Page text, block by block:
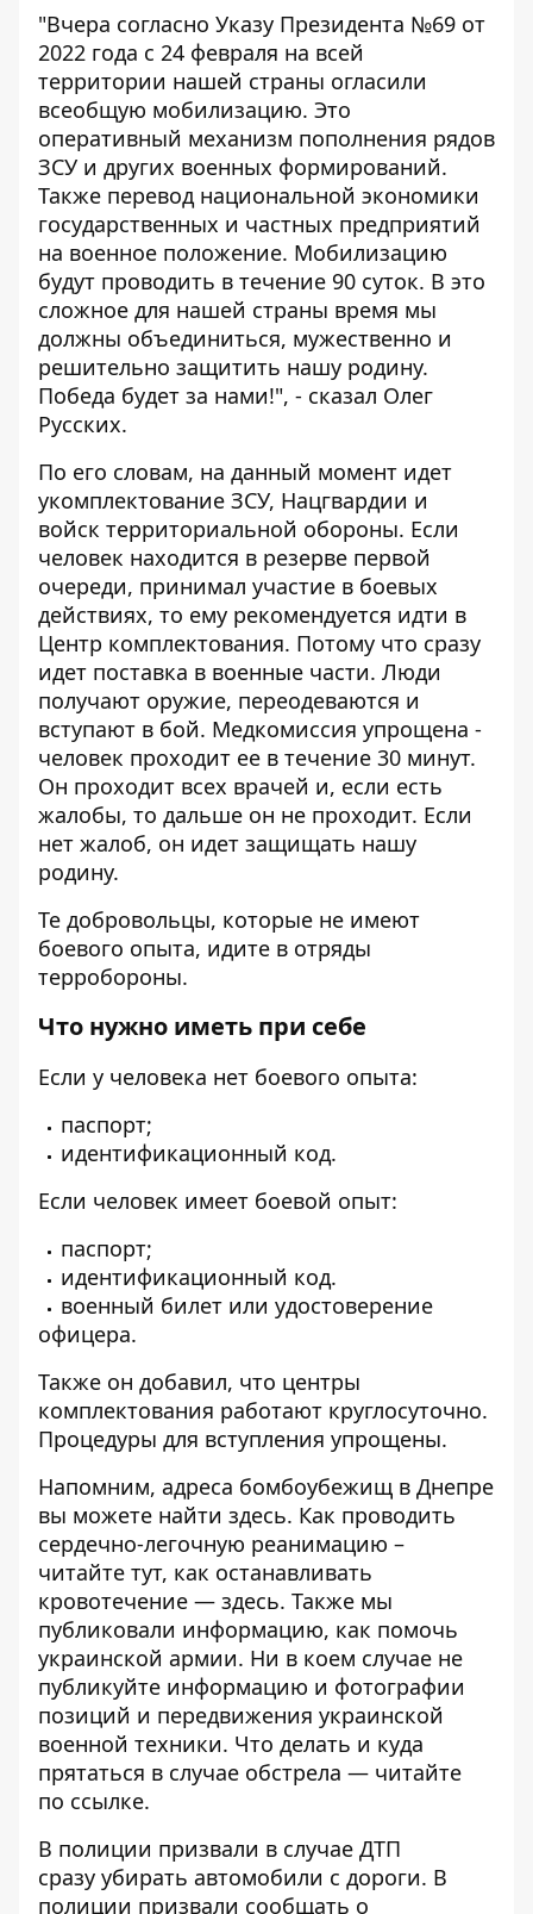
"Вчера согласно Указу Президента №69 от
2022 года с 24 февраля на всей
территории нашей страны огласили
всеобщую мобилизацию. Это
оперативный механизм пополнения рядов
ЗСУ и других военных формирований.
Также перевод национальной экономики
государственных и частных предприятий
на военное положение. Мобилизацию
будут проводить в течение 90 суток. В это
сложное для нашей страны время мы
должны объединиться, мужественно и
решительно защитить нашу родину.
Победа будет за нами!", - сказал Олег
Русских.
По его словам, на данный момент идет
укомплектование ЗСУ, Нацгвардии и
войск территориальной обороны. Если
человек находится в резерве первой
очереди, принимал участие в боевых
действиях, то ему рекомендуется идти в
Центр комплектования. Потому что сразу
идет поставка в военные части. Люди
получают оружие, переодеваются и
вступают в бой. Медкомиссия упрощена -
человек проходит ее в течение 30 минут.
Он проходит всех врачей и, если есть
жалобы, то дальше он не проходит. Если
нет жалоб, он идет защищать нашу
родину.
Те добровольцы, которые не имеют
боевого опыта, идите в отряды
терробороны.
Что нужно иметь при себе
Если у человека нет боевого опыта:
паспорт;
идентификационный код.
Если человек имеет боевой опыт:
паспорт;
идентификационный код.
военный билет или удостоверение
офицера.
Также он добавил, что центры
комплектования работают круглосуточно.
Процедуры для вступления упрощены.
Напомним, адреса бомбоубежищ в Днепре
вы можете найти здесь. Как проводить
сердечно-легочную реанимацию –
читайте тут, как останавливать
кровотечение — здесь. Также мы
публиковали информацию, как помочь
украинской армии. Ни в коем случае не
публикуйте информацию и фотографии
позиций и передвижения украинской
военной техники. Что делать и куда
прятаться в случае обстрела — читайте
по ссылке.
В полиции призвали в случае ДТП
сразу убирать автомобили с дороги. В
полиции призвали сообщать о